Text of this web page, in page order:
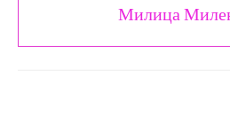
Милица